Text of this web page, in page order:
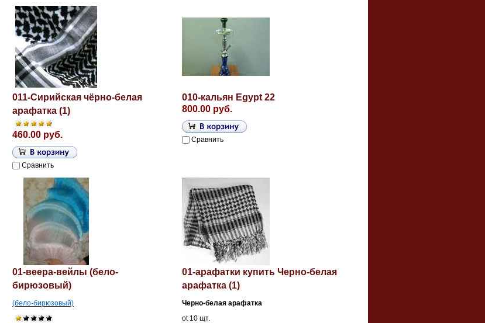
011-Сирийская чёрно-белая
арафатка (1)
460.00 руб.
Сравнить
010-кальян Egypt 22
800.00 руб.
Сравнить
01-веера-вейлы (бело-
бирюзовый)
(бело-бирюзовый)
01-арафатки купить Черно-белая
арафатка (1)
Черно-белая арафатка
ot 10 щт.